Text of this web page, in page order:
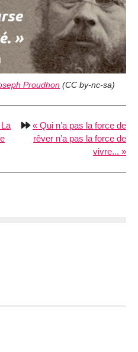
Proudhon (CC by-nc-sa)
Qui n’a pas la force de
rêver n’a pas la force de
vivre...